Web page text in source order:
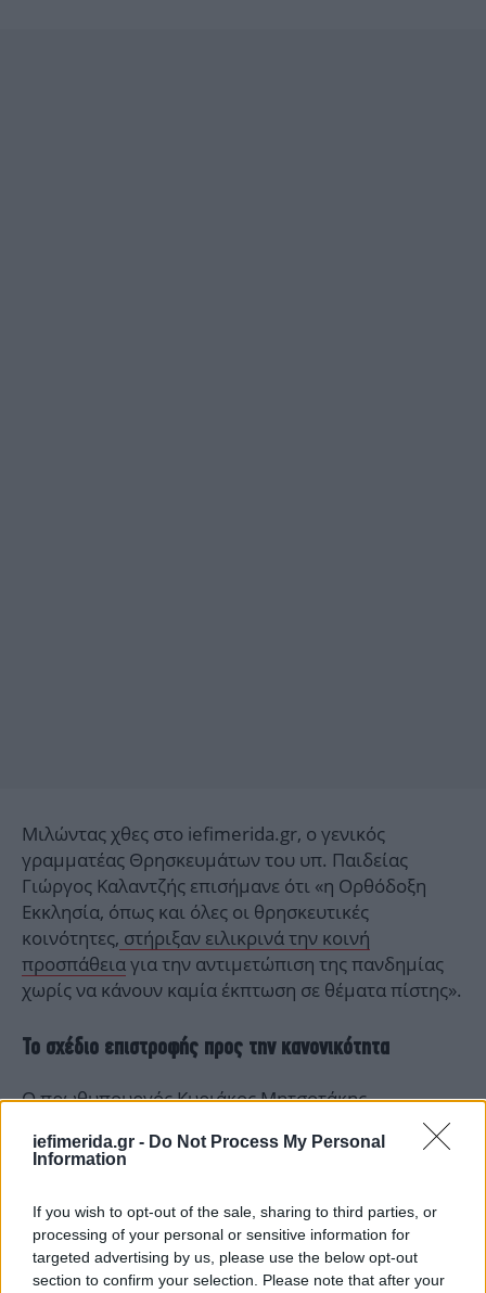
iefimerida.gr - Do Not Process My Personal
Information
If you wish to opt-out of the sale, sharing to third parties, or
processing of your personal or sensitive information for
targeted advertising by us, please use the below opt-out
section to confirm your selection. Please note that after your
Μιλώντας χθες στο iefimerida.gr, o γενικός
γραμματέας Θρησκευμάτων του υπ. Παιδείας
Γιώργος Καλαντζής επισήμανε ότι «η Ορθόδοξη
Εκκλησία, όπως και όλες οι θρησκευτικές
κοινότητες, στήριξαν ειλικρινά την κοινή
προσπάθειαγια την αντιμετώπιση της πανδημίας
χωρίς να κάνουν καμία έκπτωση σε θέματα πίστης».
Το σχέδιο επιστροφής προς την κανονικότητα
Ο πρωθυπουργός Κυριάκος Μητσοτάκης
αναφέρθηκε χθες στον βασικό κορμό του σχεδίου
για τη σταδιακή επιστροφή στην κανονικότητα.
μετά από έξι μήνες οι ταβέρνες, τα εστιατόρια και
οι καφετέριες θα μπορέσουν να υποδεχτούν ξανά
κόσμο.